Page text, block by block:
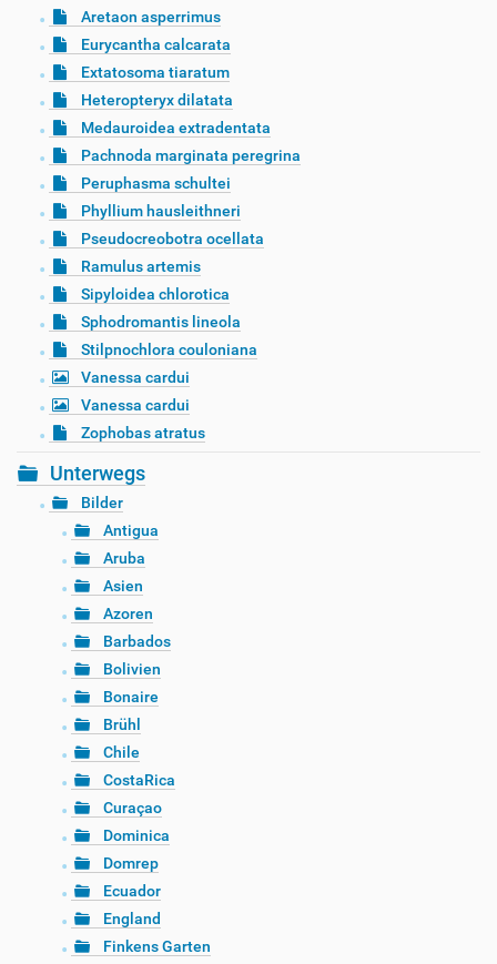
Aretaon asperrimus
Eurycantha calcarata
Extatosoma tiaratum
Heteropteryx dilatata
Medauroidea extradentata
Pachnoda marginata peregrina
Peruphasma schultei
Phyllium hausleithneri
Pseudocreobotra ocellata
Ramulus artemis
Sipyloidea chlorotica
Sphodromantis lineola
Stilpnochlora couloniana
Vanessa cardui
Vanessa cardui
Zophobas atratus
Unterwegs
Bilder
Antigua
Aruba
Asien
Azoren
Barbados
Bolivien
Bonaire
Brühl
Chile
CostaRica
Curaçao
Dominica
Domrep
Ecuador
England
Finkens Garten